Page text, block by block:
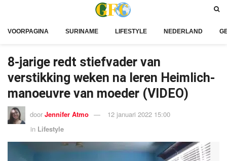
VOORPAGINA SURINAME LIFESTYLE NEDERLAND
8-jarige redt stiefvader van
verstikking weken na leren Heimlich-
manoeuvre van moeder (VIDEO)
door Jennifer Atmo
12 januari 2022 15:00
in Lifestyle